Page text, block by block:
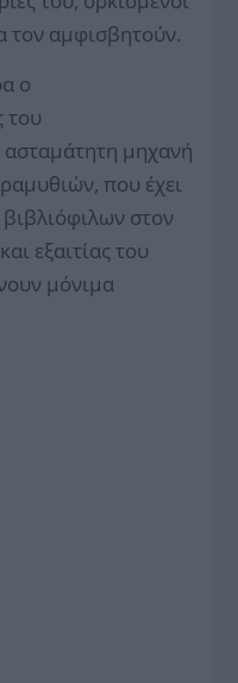
τον αμφισβητούν.
ο
του
ασταμάτητη μηχανή
που έχει
βιβλιόφιλων στον
εξαιτίας του
μόνιμα